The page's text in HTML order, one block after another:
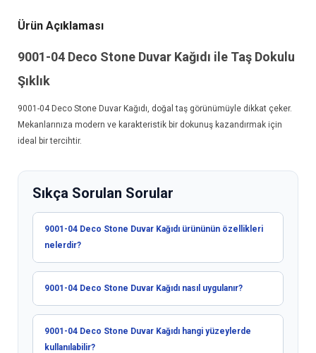
Ürün Açıklaması
9001-04 Deco Stone Duvar Kağıdı ile Taş Dokulu
Şıklık
9001-04Deco Stone Duvar Kağıdı , doğal taş görünümüyle dikkat çeker.
Mekanlarınıza modern ve karakteristik bir dokunuş kazandırmak için
ideal bir tercihtir.
Sıkça Sorulan Sorular
9001-04 Deco Stone Duvar Kağıdı ürününün özellikleri
nelerdir?
9001-04 Deco Stone Duvar Kağıdı nasıl uygulanır?
9001-04 Deco Stone Duvar Kağıdı hangi yüzeylerde
kullanılabilir?